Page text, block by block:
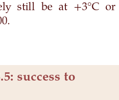
still be at +3°C or
success to